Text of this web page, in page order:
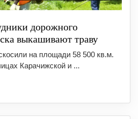
дорожного
выкашивают траву
на площади 58 500 кв.м.
Карачижской и ...